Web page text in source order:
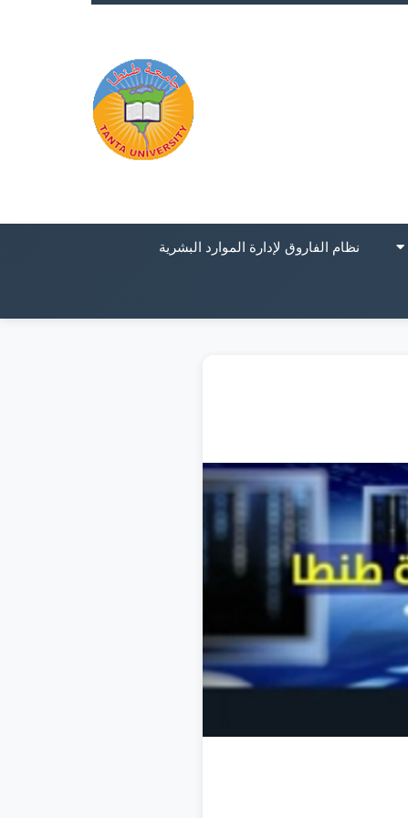
نظام الفاروق لإدارة الموارد البشرية